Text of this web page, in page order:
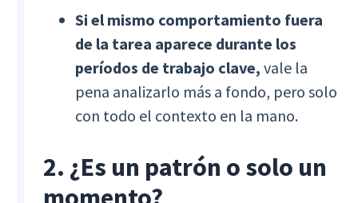
Si el mismo comportamiento fuera
de la tarea aparece durante los
períodos de trabajo clave, vale la
pena analizarlo más a fondo, pero solo
con todo el contexto en la mano.
2. ¿Es un patrón o solo un